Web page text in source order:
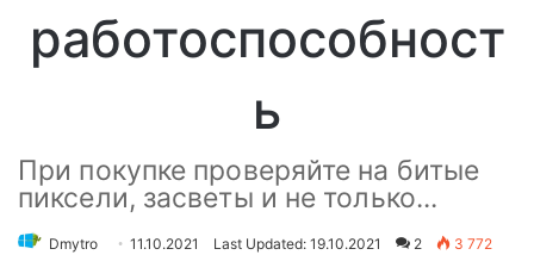
работоспособност
ь
При покупке проверяйте на битые
пиксели, засветы и не только...
Dmytro 11.10.2021 Last Updated: 19.10.2021 2 3 772